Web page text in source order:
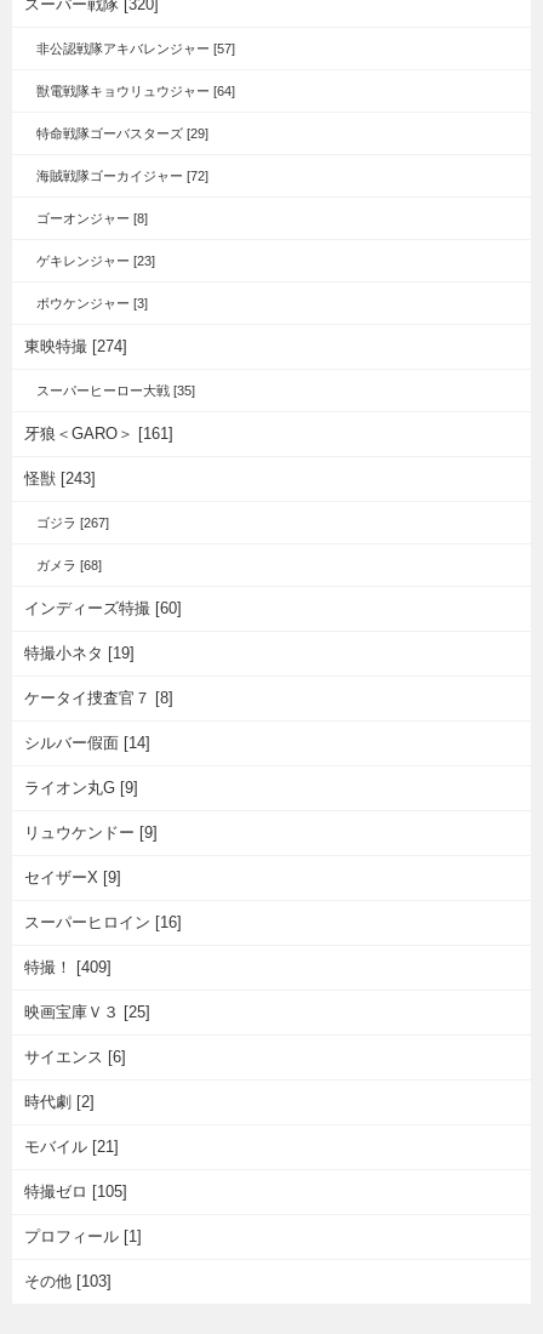
スーパー戦隊 [320]
非公認戦隊アキバレンジャー [57]
獣電戦隊キョウリュウジャー [64]
特命戦隊ゴーバスターズ [29]
海賊戦隊ゴーカイジャー [72]
ゴーオンジャー [8]
ゲキレンジャー [23]
ボウケンジャー [3]
東映特撮 [274]
スーパーヒーロー大戦 [35]
牙狼＜GARO＞ [161]
怪獣 [243]
ゴジラ [267]
ガメラ [68]
インディーズ特撮 [60]
特撮小ネタ [19]
ケータイ捜査官７ [8]
シルバー假面 [14]
ライオン丸G [9]
リュウケンドー [9]
セイザーX [9]
スーパーヒロイン [16]
特撮！ [409]
映画宝庫Ｖ３ [25]
サイエンス [6]
時代劇 [2]
モバイル [21]
特撮ゼロ [105]
プロフィール [1]
その他 [103]